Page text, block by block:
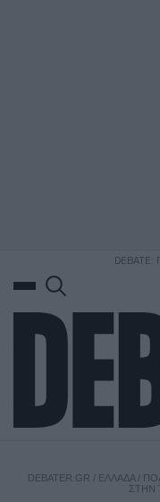
DEBATE:
DEBATER.GR / ΕΛΛΑΔΑ/
ΣΤΗΝ